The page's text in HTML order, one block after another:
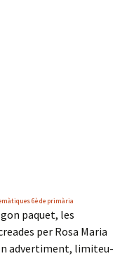
6è de primària
paquet, les
per Rosa Maria
advertiment, limiteu-